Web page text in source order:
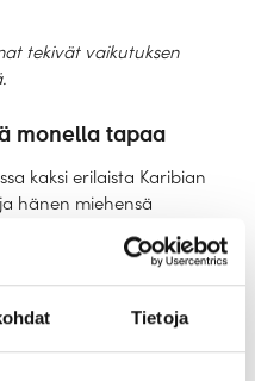
Tietoja
tekivät vaikutuksen
monella tapaa
kaksi erilaista Karibian
hänen miehensä
tutustuivat jokaiseen
matkallamme uida, nauttia
lähes jokaisessa